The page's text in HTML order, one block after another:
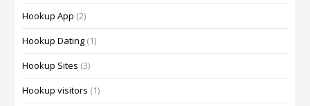
Hookup App (2)
Hookup Dating (1)
Hookup Sites (3)
Hookup visitors (1)